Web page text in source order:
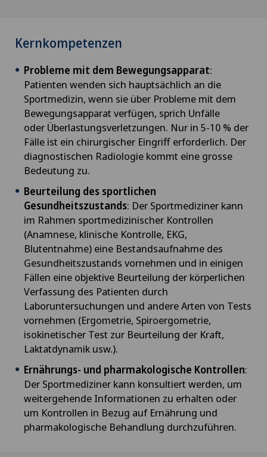
Kernkompetenzen
Probleme mit dem Bewegungsapparat:
Patienten wenden sich hauptsächlich an die
Sportmedizin, wenn sie über Probleme mit dem
Bewegungsapparat verfügen, sprich Unfälle
oder Überlastungsverletzungen. Nur in 5-10 % der
Fälle ist ein chirurgischer Eingriff erforderlich. Der
diagnostischen Radiologie kommt eine grosse
Bedeutung zu.
Beurteilung des sportlichen
Gesundheitszustands: Der Sportmediziner kann
im Rahmen sportmedizinischer Kontrollen
(Anamnese, klinische Kontrolle, EKG,
Blutentnahme) eine Bestandsaufnahme des
Gesundheitszustands vornehmen und in einigen
Fällen eine objektive Beurteilung der körperlichen
Verfassung des Patienten durch
Laboruntersuchungen und andere Arten von Tests
vornehmen (Ergometrie, Spiroergometrie,
isokinetischer Test zur Beurteilung der Kraft,
Laktatdynamik usw.).
Ernährungs- und pharmakologische Kontrollen:
Der Sportmediziner kann konsultiert werden, um
weitergehende Informationen zu erhalten oder
um Kontrollen in Bezug auf Ernährung und
pharmakologische Behandlung durchzuführen.